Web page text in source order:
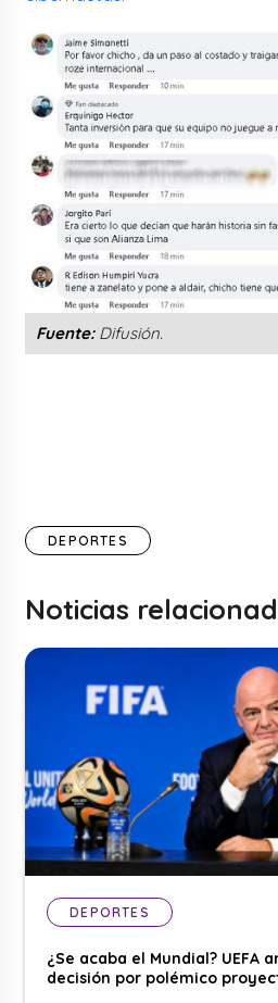
Fuente:Difusión.
DEPORTES
Noticias
DEPORTES
¿Se acaba el Mundial? UEFA
decisión por polémico